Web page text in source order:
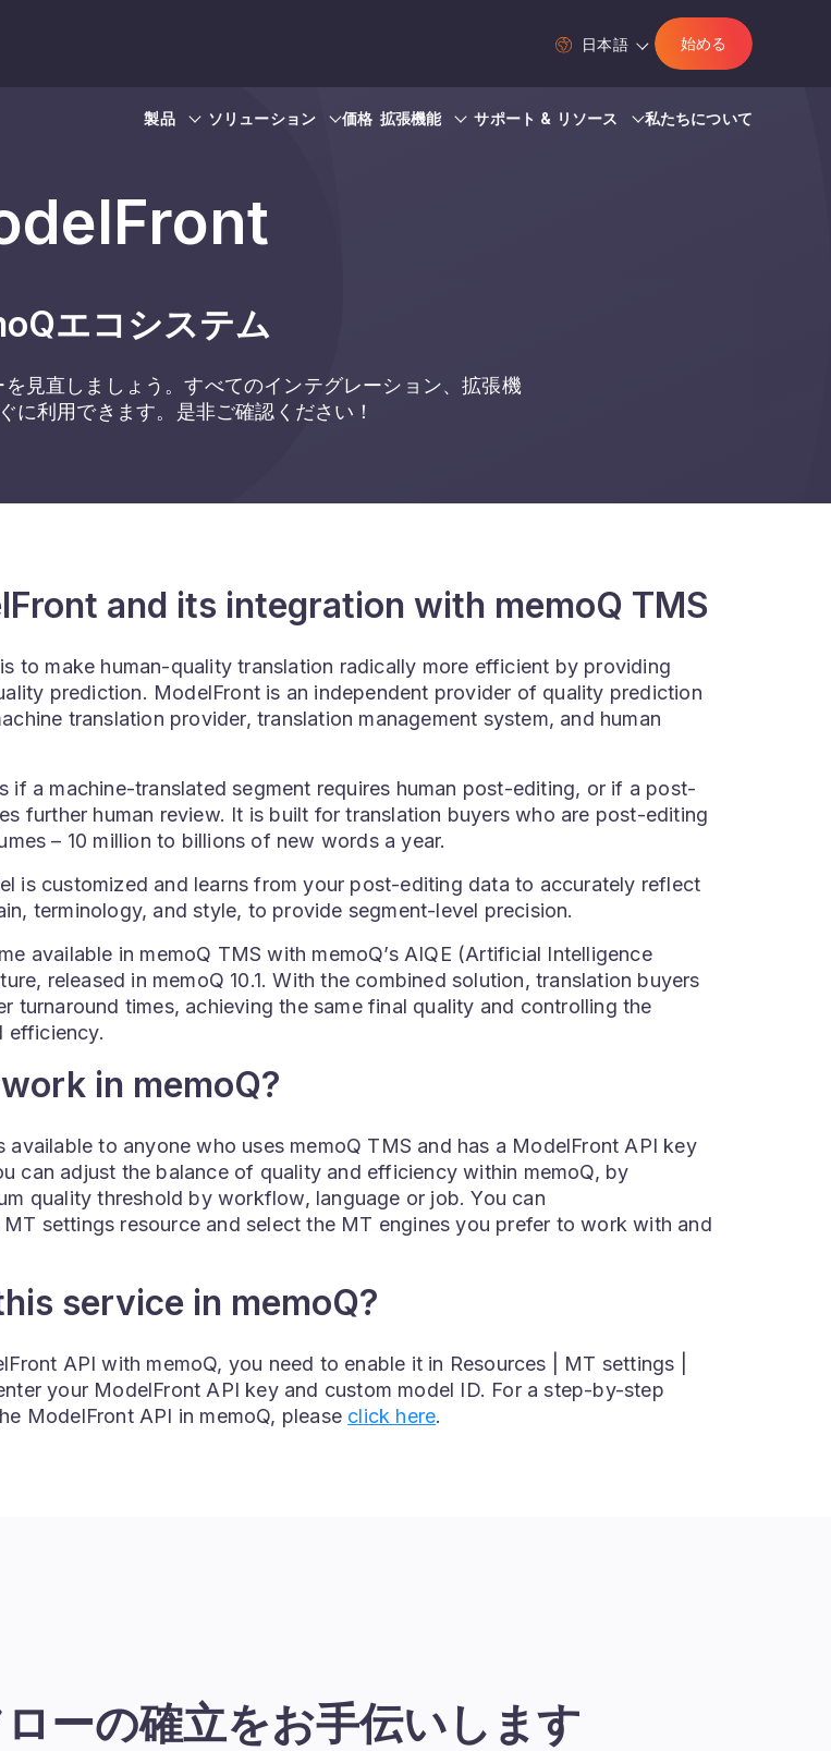
日本語 始める
製品 ソリューション 価格 拡張機能 サポート & リソース 私たちについて
エコシステム
見直しましょう。すべてのインテグレーション、拡張機
に利用できます。是非ご確認ください！
and its integration with memoQ TMS
is to make human-quality translation radically more efficient by providing
prediction. ModelFront is an independent provider of quality prediction
translation provider, translation management system, and human
if a machine-translated segment requires human post-editing, or if a post-
further human review. It is built for translation buyers who are post-editing
– 10 million to billions of new words a year.
is customized and learns from your post-editing data to accurately reflect
terminology, and style, to provide segment-level precision.
available in memoQ TMS with memoQ’s AIQE (Artificial Intelligence
released in memoQ 10.1. With the combined solution, translation buyers
turnaround times, achieving the same final quality and controlling the
efficiency.
in memoQ?
available to anyone who uses memoQ TMS and has a ModelFront API key
can adjust the balance of quality and efficiency within memoQ, by
quality threshold by workflow, language or job. You can
settings resource and select the MT engines you prefer to work with and
service in memoQ?
API with memoQ, you need to enable it in Resources | MT settings |
your ModelFront API key and custom model ID. For a step-by-step
ModelFront API in memoQ, please click here.
ーの確立をお手伝いします